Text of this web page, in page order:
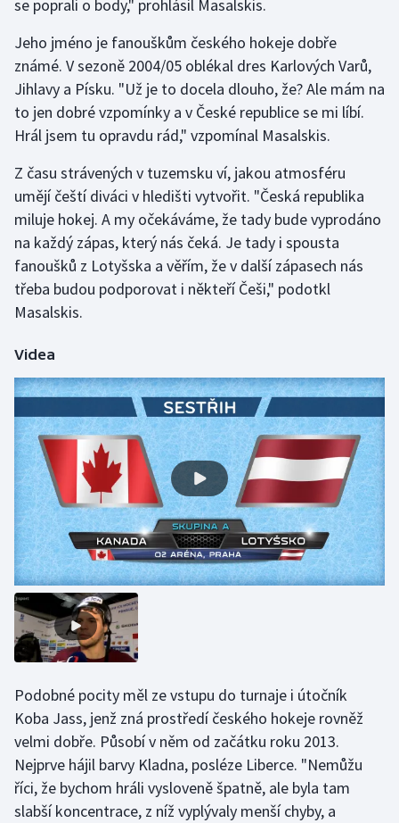
Krasobruslení
Lezení
Lyže a snowboard
Moderní pětiboj
Motorsport
Olympijské hry
Parasport
Plážový volejbal
Ragby
Rychlobruslení
Rychlostní kanoistika
Short track
Sportovní střelba
Stolní tenis
Triatlon
Veslování
Vodní slalom
Volejbal
se poprali o body," prohlásil Masalskis.
Jeho jméno je fanouškům českého hokeje dobře
známé. V sezoně 2004/05 oblékal dres Karlových Varů,
Jihlavy a Písku. "Už je to docela dlouho, že? Ale mám na
to jen dobré vzpomínky a v České republice se mi líbí.
Hrál jsem tu opravdu rád," vzpomínal Masalskis.
Z času strávených v tuzemsku ví, jakou atmosféru
umějí čeští diváci v hledišti vytvořit. "Česká republika
miluje hokej. A my očekáváme, že tady bude vyprodáno
na každý zápas, který nás čeká. Je tady i spousta
fanoušků z Lotyšska a věřím, že v další zápasech nás
třeba budou podporovat i někteří Češi," podotkl
Masalskis.
Videa
Podobné pocity měl ze vstupu do turnaje i útočník
Koba Jass, jenž zná prostředí českého hokeje rovněž
velmi dobře. Působí v něm od začátku roku 2013.
Nejprve hájil barvy Kladna, posléze Liberce. "Nemůžu
říci, že bychom hráli vysloveně špatně, ale byla tam
slabší koncentrace, z níž vyplývaly menší chyby, a